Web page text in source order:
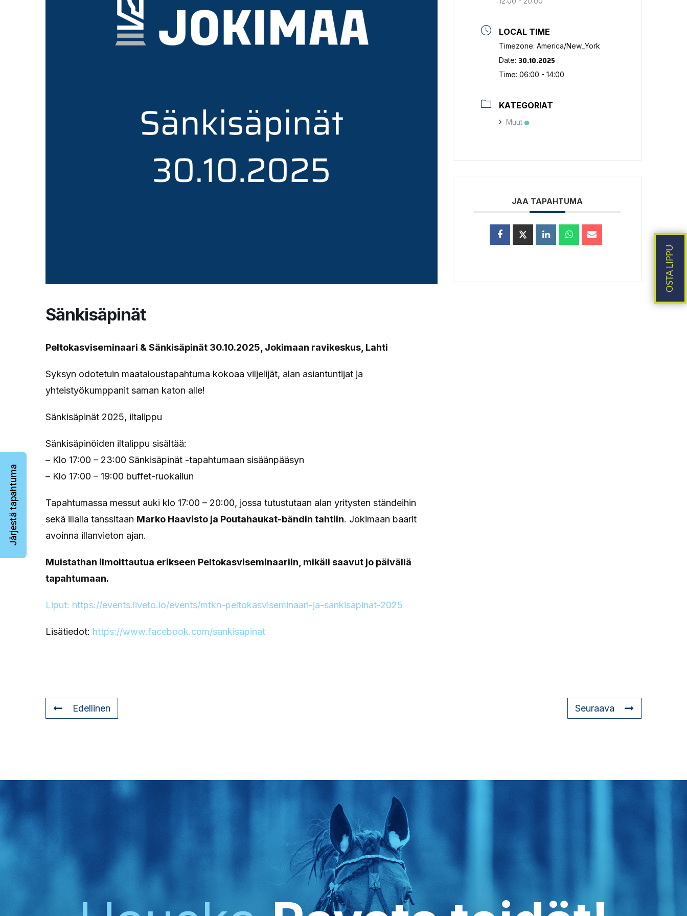
Sänkisäpinät
Peltokasviseminaari & Sänkisäpinät 30.10.2025, Jokimaan ravikeskus, Lahti
Syksyn odotetuin maataloustapahtuma kokoaa viljelijät, alan asiantuntijat ja
yhteistyökumppanit saman katon alle!
Sänkisäpinät 2025, iltalippu
Sänkisäpinöiden iltalippu sisältää:
– Klo 17:00 – 23:00 Sänkisäpinät -tapahtumaan sisäänpääsyn
– Klo 17:00 – 19:00 buffet-ruokailun
Tapahtumassa messut auki klo 17:00 – 20:00, jossa tutustutaan alan yritysten ständeihin
sekä illalla tanssitaan Marko Haavisto ja Poutahaukat-bändin tahtiin. Jokimaan baarit
avoinna illanvieton ajan.
Muistathan ilmoittautua erikseen Peltokasviseminaariin, mikäli saavut jo päivällä
tapahtumaan.
Liput: https://events.liveto.io/events/mtkn-peltokasviseminaari-ja-sankisapinat-2025
Lisätiedot: https://www.facebook.com/sankisapinat
LOCAL TIME
Timezone:America/New_York
Date: 30.10.2025
Time:06:00 - 14:00
KATEGORIAT
Muut
JAA TAPAHTUMA
Edellinen Seuraava
Järjestä tapahtuma